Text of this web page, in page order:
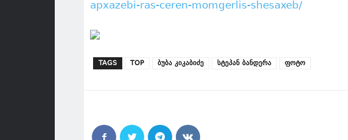
apxazebi-ras-ceren-momgerlis-shesaxeb/
TAGS TOP ბუბა კიკაბიძე სტეპან ბანდერა ფოტო